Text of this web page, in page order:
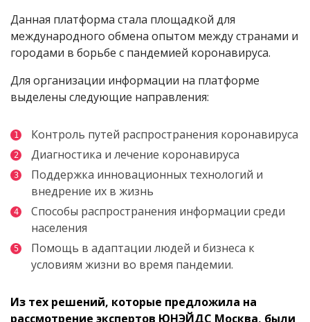
Данная платформа стала площадкой для
международного обмена опытом между странами и
городами в борьбе с пандемией коронавируса.
Для организации информации на платформе
выделены следующие направления:
Контроль путей распространения коронавируса
Диагностика и лечение коронавируса
Поддержка инновационных технологий и
внедрение их в жизнь
Способы распространения информации среди
населения
Помощь в адаптации людей и бизнеса к
условиям жизни во время пандемии.
Из тех решений, которые предложила на
рассмотрение экспертов ЮНЭЙДС Москва, были